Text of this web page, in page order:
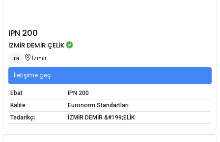
IPN 200
İZMİR DEMİR ÇELİK
TR İzmir
İletişime geç
Ebat
IPN 200
Kalite
Euronorm Standartları
Tedarikçi
İZMİR DEMİR &#199;ELİK